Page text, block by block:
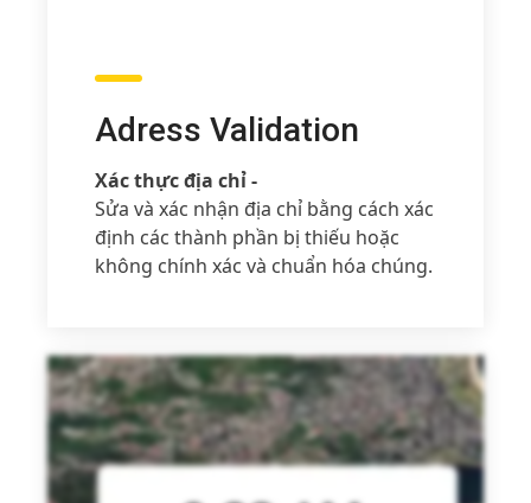
Adress Validation
Xác thực địa chỉ -
Sửa và xác nhận địa chỉ bằng cách xác
định các thành phần bị thiếu hoặc
không chính xác và chuẩn hóa chúng.